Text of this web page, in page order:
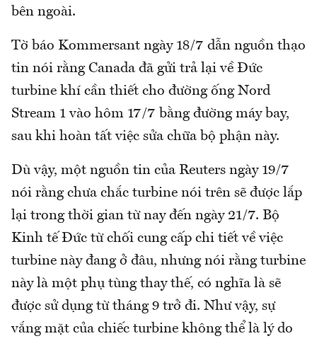
bên ngoài.
Tờ báo Kommersant ngày 18/7 dẫn nguồn thạo
tin nói rằng Canada đã gửi trả lại về Đức
turbine khí cần thiết cho đường ống Nord
Stream 1 vào hôm 17/7 bằng đường máy bay,
sau khi hoàn tất việc sửa chữa bộ phận này.
Dù vậy, một nguồn tin của Reuters ngày 19/7
nói rằng chưa chắc turbine nói trên sẽ được lắp
lại trong thời gian từ nay đến ngày 21/7. Bộ
Kinh tế Đức từ chối cung cấp chi tiết về việc
turbine này đang ở đâu, nhưng nói rằng turbine
này là một phụ tùng thay thế, có nghĩa là sẽ
được sử dụng từ tháng 9 trở đi. Như vậy, sự
vắng mặt của chiếc turbine không thể là lý do